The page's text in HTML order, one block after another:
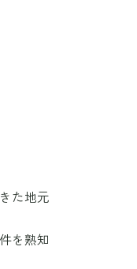
た地元
を熟知